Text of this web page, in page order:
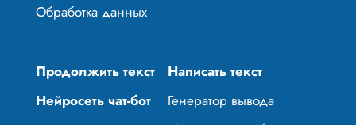
Обработка данных
Продолжить текст
Написать текст
Нейросеть чат-бот
Генератор вывода